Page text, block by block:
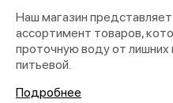
Наш магазин
ассортимент товаров,
проточную воду от
питьевой.
Подробнее